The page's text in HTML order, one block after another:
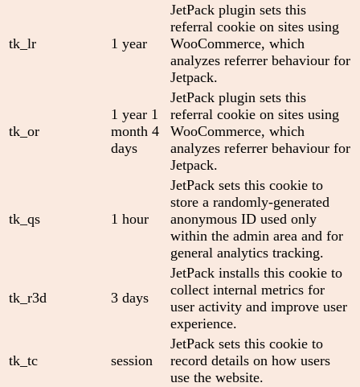
tk_lr 1 year
JetPack plugin sets this
referral cookie on sites using
WooCommerce, which
analyzes referrer behaviour for
Jetpack.
tk_or
1 year 1
month 4
days
JetPack plugin sets this
referral cookie on sites using
WooCommerce, which
analyzes referrer behaviour for
Jetpack.
tk_qs 1 hour
JetPack sets this cookie to
store a randomly-generated
anonymous ID used only
within the admin area and for
general analytics tracking.
tk_r3d 3 days
JetPack installs this cookie to
collect internal metrics for
user activity and improve user
experience.
tk_tc session
JetPack sets this cookie to
record details on how users
use the website.